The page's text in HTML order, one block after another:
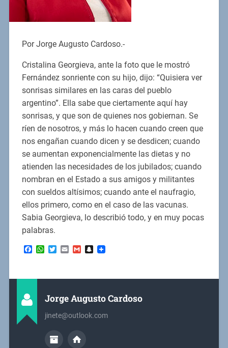
Por Jorge Augusto Cardoso.-
Cristalina Georgieva, ante la foto que le mostró
Fernández sonriente con su hijo, dijo: “Quisiera ver
sonrisas similares en las caras del pueblo
argentino”. Ella sabe que ciertamente aquí hay
sonrisas, y que son de quienes nos gobiernan. Se
ríen de nosotros, y más lo hacen cuando creen que
nos engañan cuando dicen y se desdicen; cuando
se aumentan exponencialmente las dietas y no
atienden las necesidades de los jubilados; cuando
nombran en el Estado a sus amigos y militantes
con sueldos altísimos; cuando ante el naufragio,
ellos primero, como en el caso de las vacunas.
Sabia Georgieva, lo describió todo, y en muy pocas
palabras.
Facebook
WhatsApp
Twitter
EmailGmailSnapchat
Jorge Augusto Cardoso
jinete@outlook.com